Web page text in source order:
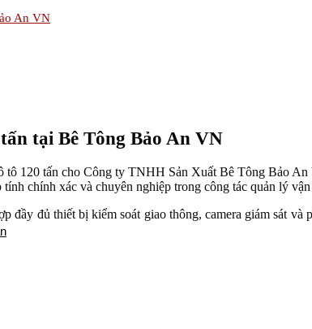
An VN
tại Bê Tông Bảo An VN
120 tấn cho Công ty TNHH Sản Xuất Bê Tông Bảo
chính xác và chuyên nghiệp trong công tác quản lý vận
đầy đủ thiết bị kiểm soát giao thông, camera giám sát